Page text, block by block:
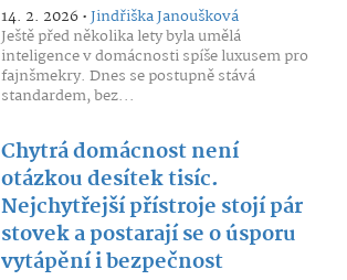
14. 2. 2026 •Jindřiška Janoušková
Ještě před několika lety byla umělá
inteligence v domácnosti spíše luxusem pro
fajnšmekry. Dnes se postupně stává
standardem, bez...
Chytrá domácnost není
otázkou desítek tisíc.
Nejchytřejší přístroje stojí pár
stovek a postarají se o úsporu
vytápění i bezpečnost